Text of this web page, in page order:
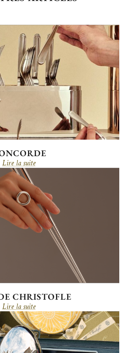
Lire la suite
CHRISTOFLE
Lire la suite